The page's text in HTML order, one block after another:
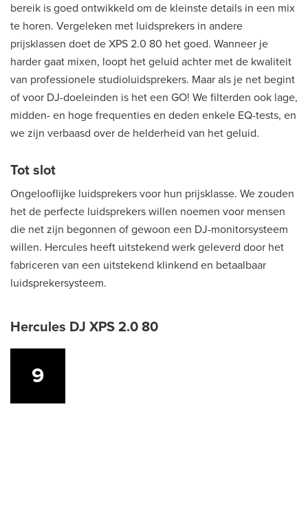
bereik is goed ontwikkeld om de kleinste details in een mix
te horen. Vergeleken met luidsprekers in andere
prijsklassen doet de XPS 2.0 80 het goed. Wanneer je
harder gaat mixen, loopt het geluid achter met de kwaliteit
van professionele studioluidsprekers. Maar als je net begint
of voor DJ-doeleinden is het een GO! We filterden ook lage,
midden- en hoge frequenties en deden enkele EQ-tests, en
we zijn verbaasd over de helderheid van het geluid.
Tot slot
Ongelooflijke luidsprekers voor hun prijsklasse. We zouden
het de perfecte luidsprekers willen noemen voor mensen
die net zijn begonnen of gewoon een DJ-monitorsysteem
willen. Hercules heeft uitstekend werk geleverd door het
fabriceren van een uitstekend klinkend en betaalbaar
luidsprekersysteem.
Hercules DJ XPS 2.0 80
9
9